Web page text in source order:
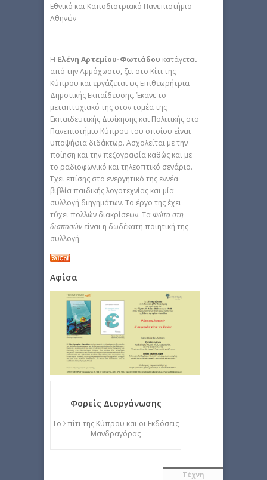
Εθνικό και Καποδιστριακό Πανεπιστήμιο
Αθηνών
H Eλένη Aρτεμίου-Φωτιάδου κατάγεται
από την Αμμόχωστο, ζει στο Κίτι της
Κύπρου και εργάζεται ως Επιθεωρήτρια
Δημοτικής Εκπαίδευσης. Έκανε το
μεταπτυχιακό της στον τομέα της
Εκπαιδευτικής Διοίκησης και Πολιτικής στο
Πανεπιστήμιο Κύπρου του οποίου είναι
υποψήφια διδάκτωρ. Ασχολείται με την
ποίηση και την πεζογραφία καθώς και με
το ραδιοφωνικό και τηλεοπτικό σενάριο.
Έχει επίσης στο ενεργητικό της εννέα
βιβλία παιδικής λογοτεχνίας και μία
συλλογή διηγημάτων. Το έργο της έχει
τύχει πολλών διακρίσεων. Τα Φώτα στη
διαπασών είναι η δωδέκατη ποιητική της
συλλογή.
Αφίσα
Φορείς Διοργάνωσης
Το Σπίτι της Κύπρου και οι Εκδόσεις
Μανδραγόρας
Τέχνη